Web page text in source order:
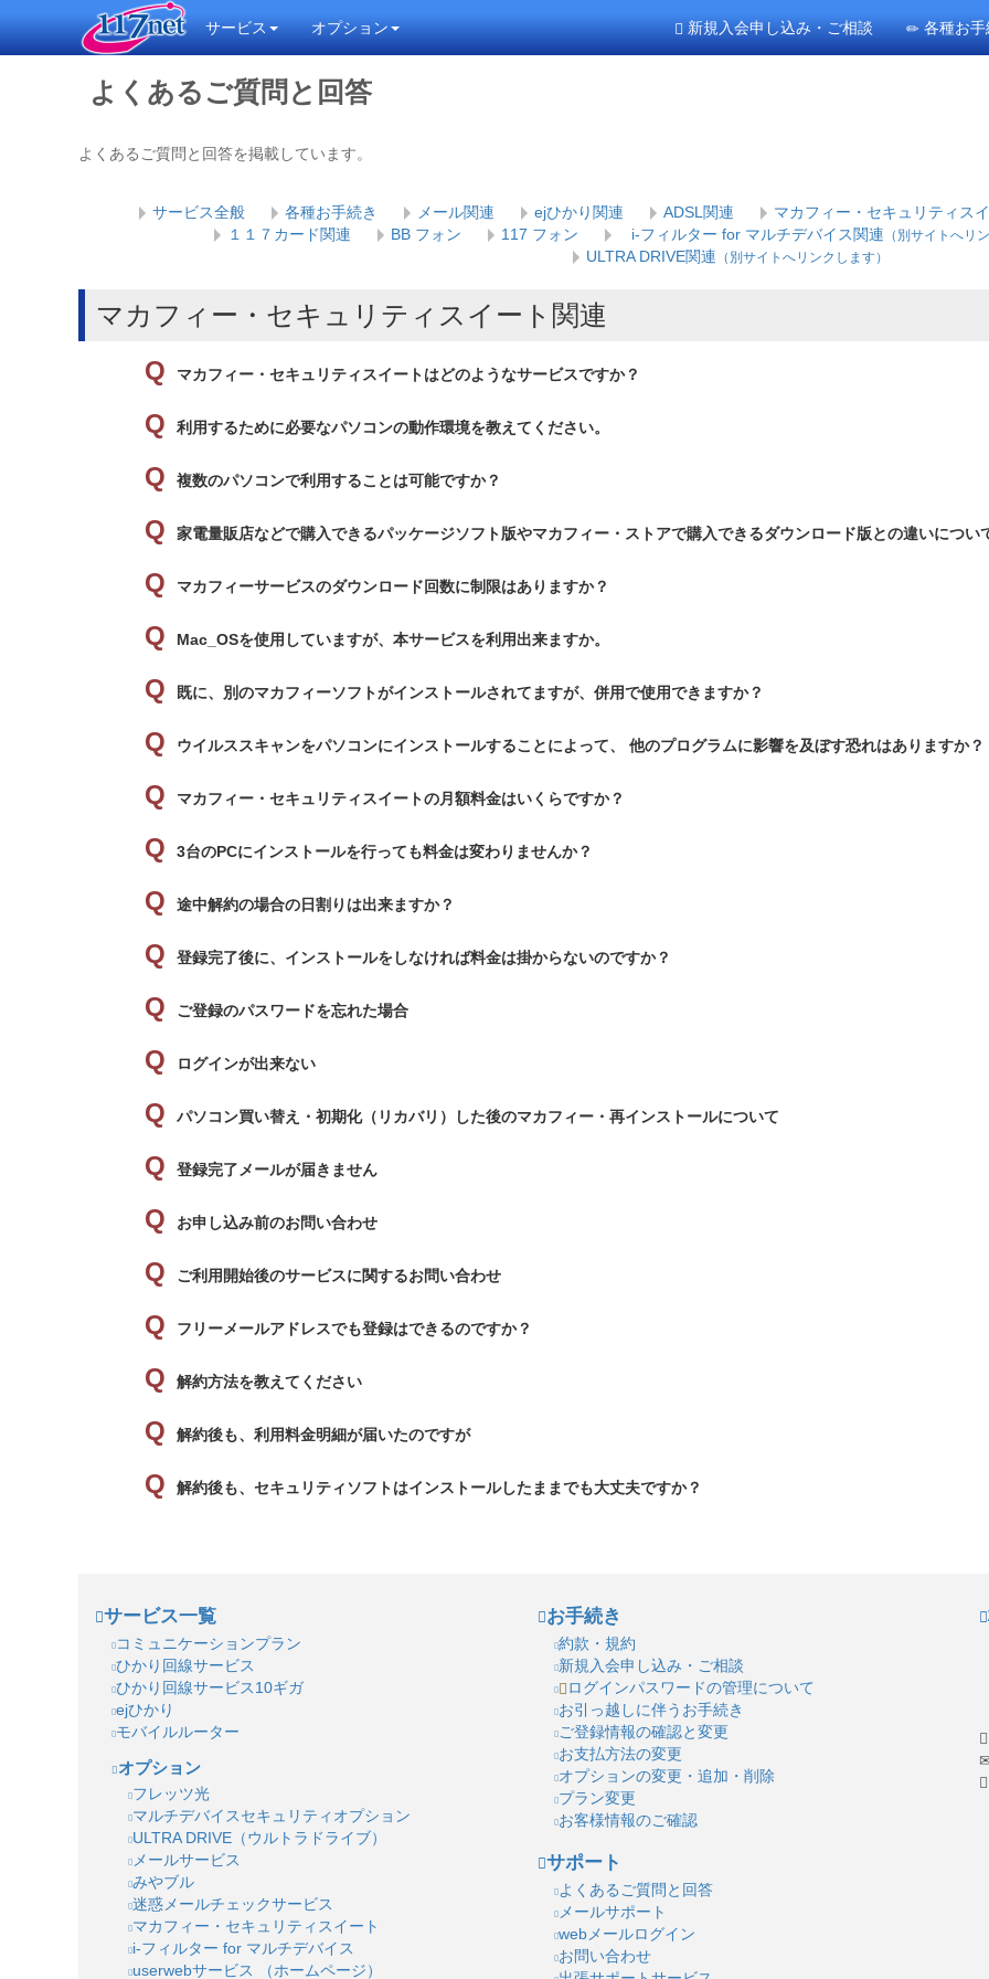
サービス オプション 新規入会申し込み・ご相談 各種お手
よくあるご質問と回答
よくあるご質問と回答を掲載しています。
サービス全般 各種お手続き メール関連 ejひかり関連 ADSL関連 マカフィー・セキュリティス
１１７カード関連
BB フォン 117 フォン i-フィルター for マルチデバイス関連 （別サイトへリ
ULTRA DRIVE関連 （別サイトへリンクします）
マカフィー・セキュリティスイート関連
マカフィー・セキュリティスイートはどのようなサービスですか？
利用するために必要なパソコンの動作環境を教えてください。
複数のパソコンで利用することは可能ですか？
家電量販店などで購入できるパッケージソフト版やマカフィー・ストアで購入できるダウンロード版との違いについ
マカフィーサービスのダウンロード回数に制限はありますか？
Mac_OSを使用していますが、本サービスを利用出来ますか。
既に、別のマカフィーソフトがインストールされてますが、併用で使用できますか？
ウイルススキャンをパソコンにインストールすることによって、 他のプログラムに影響を及ぼす恐れはありますか？
マカフィー・セキュリティスイートの月額料金はいくらですか？
3台のPCにインストールを行っても料金は変わりませんか？
途中解約の場合の日割りは出来ますか？
登録完了後に、インストールをしなければ料金は掛からないのですか？
ご登録のパスワードを忘れた場合
ログインが出来ない
パソコン買い替え・初期化（リカバリ）した後のマカフィー・再インストールについて
登録完了メールが届きません
お申し込み前のお問い合わせ
ご利用開始後のサービスに関するお問い合わせ
フリーメールアドレスでも登録はできるのですか？
解約方法を教えてください
解約後も、利用料金明細が届いたのですが
解約後も、セキュリティソフトはインストールしたままでも大丈夫ですか？
サービス一覧
コミュニケーションプラン
ひかり回線サービス
ひかり回線サービス10ギガ
ejひかり
モバイルルーター
オプション
フレッツ光
マルチデバイスセキュリティオプション
ULTRA DRIVE（ウルトラドライブ）
メールサービス
みやブル
迷惑メールチェックサービス
マカフィー・セキュリティスイート
i-フィルター for マルチデバイス
userwebサービス （ホームページ）
お手続き
約款・規約
新規入会申し込み・ご相談
ログインパスワードの管理について
お引っ越しに伴うお手続き
ご登録情報の確認と変更
お支払方法の変更
オプションの変更・追加・削除
プラン変更
お客様情報のご確認
サポート
よくあるご質問と回答
メールサポート
webメールログイン
お問い合わせ